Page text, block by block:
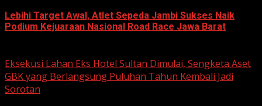
Lebihi Target Awal, Atlet Sepeda Jambi Sukses Naik
Podium Kejuaraan Nasional Road Race Jawa Barat
Eksekusi Lahan Eks Hotel Sultan Dimulai, Sengketa Aset
GBK yang Berlangsung Puluhan Tahun Kembali Jadi
Sorotan